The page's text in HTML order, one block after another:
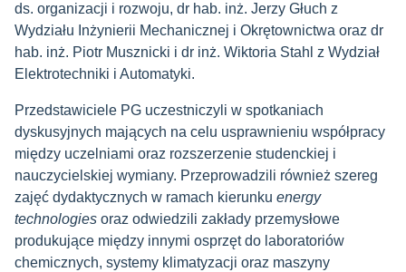
ds. organizacji i rozwoju, dr hab. inż. Jerzy Głuch z
Wydziału Inżynierii Mechanicznej i Okrętownictwa oraz dr
hab. inż. Piotr Musznicki i dr inż. Wiktoria Stahl z Wydział
Elektrotechniki i Automatyki.
Przedstawiciele PG uczestniczyli w spotkaniach
dyskusyjnych mających na celu usprawnieniu współpracy
między uczelniami oraz rozszerzenie studenckiej i
nauczycielskiej wymiany. Przeprowadzili również szereg
zajęć dydaktycznych w ramach kierunku energy
technologies oraz odwiedzili zakłady przemysłowe
produkujące między innymi osprzęt do laboratoriów
chemicznych, systemy klimatyzacji oraz maszyny